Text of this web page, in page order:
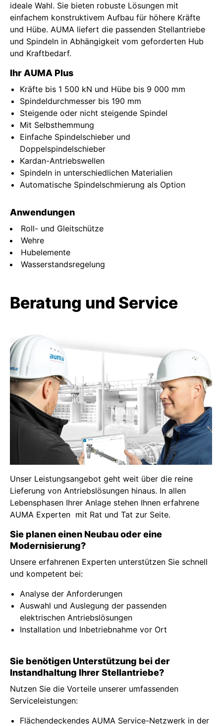
ideale Wahl. Sie bieten robuste Lösungen mit
einfachem konstruktivem Aufbau für höhere Kräfte
und Hübe. AUMA liefert die passenden Stellantriebe
und Spindeln in Abhängigkeit vom geforderten Hub
und Kraftbedarf.
Ihr AUMA Plus
Kräfte bis 1 500 kN und Hübe bis 9 000 mm
Spindeldurchmesser bis 190 mm
Steigende oder nicht steigende Spindel
Mit Selbsthemmung
Einfache Spindelschieber und
Doppelspindelschieber
Kardan-Antriebswellen
Spindeln in unterschiedlichen Materialien
Automatische Spindelschmierung als Option
Anwendungen
Roll- und Gleitschütze
Wehre
Hubelemente
Wasserstandsregelung
Beratung und Service
Unser Leistungsangebot geht weit über die reine
Lieferung von Antriebslösungen hinaus. In allen
Lebensphasen Ihrer Anlage stehen Ihnen erfahrene
AUMA Experten mit Rat und Tat zur Seite.
Sie planen einen Neubau oder eine
Modernisierung?
Unsere erfahrenen Experten unterstützen Sie schnell
und kompetent bei:
Analyse der Anforderungen
Auswahl und Auslegung der passenden
elektrischen Antriebslösungen
Installation und Inbetriebnahme vor Ort
Sie benötigen Unterstützung bei der
Instandhaltung Ihrer Stellantriebe?
Nutzen Sie die Vorteile unserer umfassenden
Serviceleistungen:
Flächendeckendes AUMA Service-Netzwerk in der